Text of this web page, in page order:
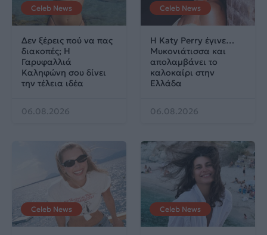
Celeb News
Δεν ξέρεις πού να πας
διακοπές; Η
Γαρυφαλλιά
Καληφώνη σου δίνει
την τέλεια ιδέα
06.08.2026
Celeb News
Η Katy Perry έγινε…
Μυκονιάτισσα και
απολαμβάνει το
καλοκαίρι στην
Ελλάδα
06.08.2026
Celeb News Celeb News